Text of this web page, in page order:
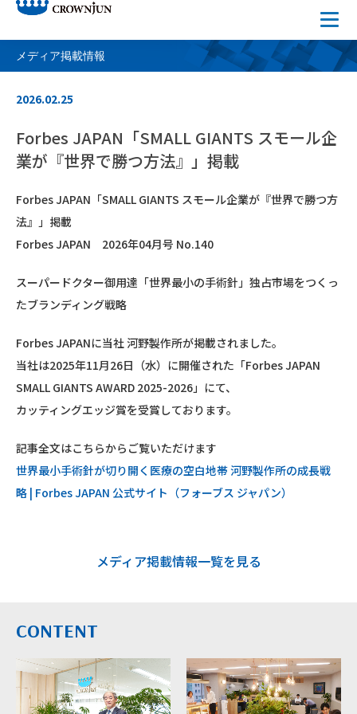
メディア掲載情報
2026.02.25
Forbes JAPAN「SMALL GIANTS スモール企
業が『世界で勝つ方法』」掲載
Forbes JAPAN「SMALL GIANTS スモール企業が『世界で勝つ方
法』」掲載
Forbes JAPAN 2026年04月号 No.140
スーパードクター御用達「世界最小の手術針」独占市場をつくっ
たブランディング戦略
Forbes JAPANに当社 河野製作所が掲載されました。
当社は2025年11月26日（水）に開催された「Forbes JAPAN
SMALL GIANTS AWARD 2025-2026」にて、
カッティングエッジ賞を受賞しております。
記事全文はこちらからご覧いただけます
世界最小手術針が切り開く医療の空白地帯 河野製作所の成長戦
略 | Forbes JAPAN 公式サイト（フォーブス ジャパン）
メディア掲載情報一覧を見る
CONTENT